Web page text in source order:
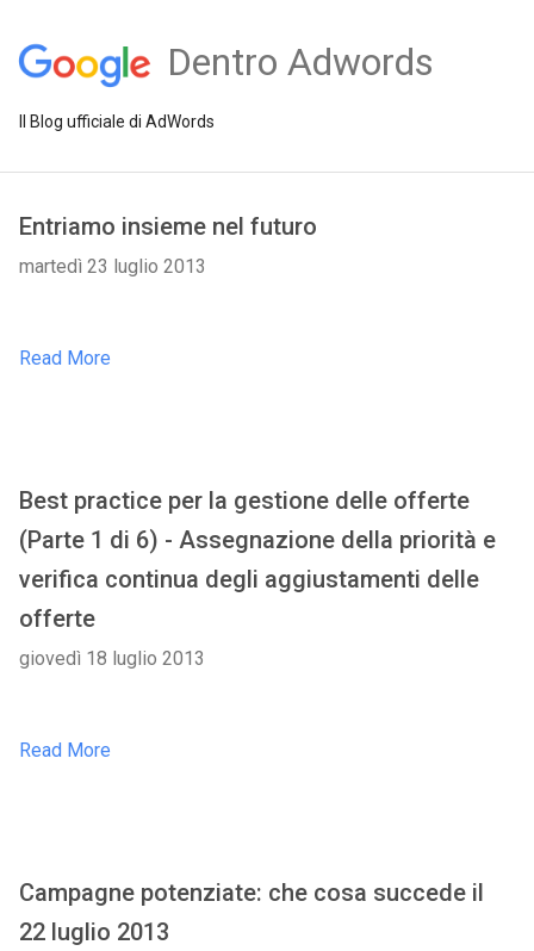
Dentro Adwords
Il Blog ufficiale di AdWords
Entriamo insieme nel futuro
martedì 23 luglio 2013
Read More
Best practice per la gestione delle offerte
(Parte 1 di 6) - Assegnazione della priorità e
verifica continua degli aggiustamenti delle
offerte
giovedì 18 luglio 2013
Read More
Campagne potenziate: che cosa succede il
22 luglio 2013